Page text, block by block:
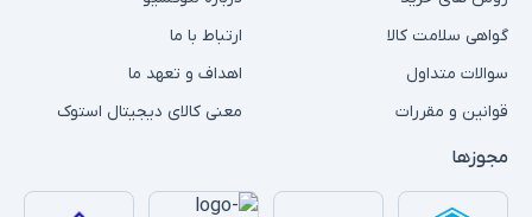
گواهی سلامت کالا
سوالات متداول
قوانین و مقررات
ارتباط با ما
اهداف و تعهد ما
معنی کالای دیجیتال استوک
مجوزها